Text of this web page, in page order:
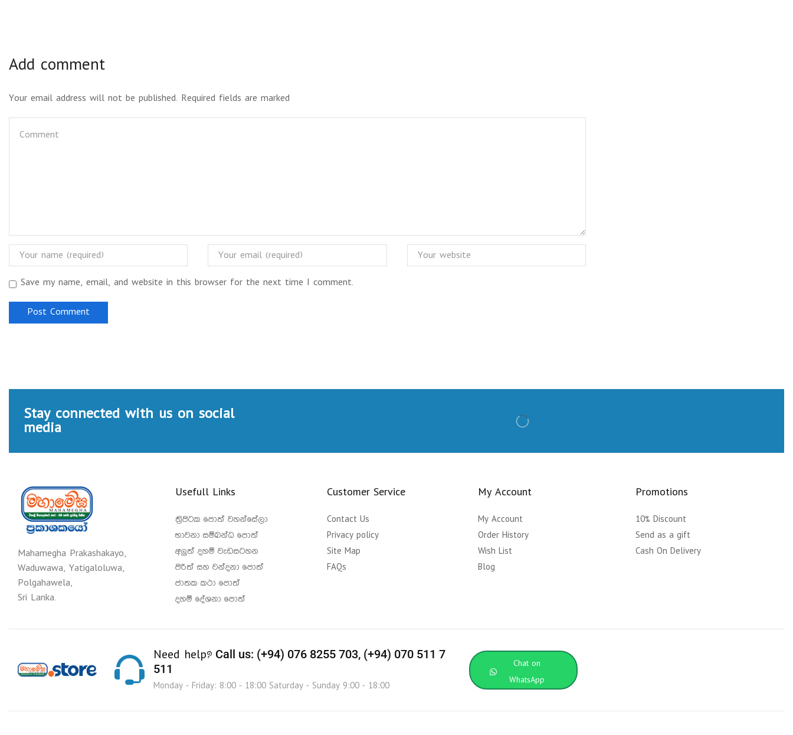
Add comment
Your email address will not be published. Required fields are marked
Save my name, email, and website in this browser for the next time I comment.
Stay connected with us on social
media
Mahamegha Prakashakayo,
Waduwawa, Yatigaloluwa,
Polgahawela,
Sri Lanka.
Usefull Links
ත්‍රිපිටක පොත් වහන්සේලා
භාවනා සම්බන්ධ පොත්
අලුත් දහම් වැඩසටහන
පිරිත් සහ වන්දනා පොත්
ජාතක කථා පොත්
දහම් දේශනා පොත්
Customer Service
Contact Us
Privacy policy
Site Map
FAQs
My Account
My Account
Order History
Wish List
Blog
Promotions
10% Discount
Send as a gift
Cash On Delivery
Need help? Call us: (+94) 076 8255 703, (+94) 070 511 7
511
Monday - Friday: 8:00 - 18:00 Saturday - Sunday 9:00 - 18:00
Chat on
WhatsApp